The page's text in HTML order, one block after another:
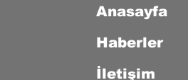
Anasayfa
Haberler
İletişim